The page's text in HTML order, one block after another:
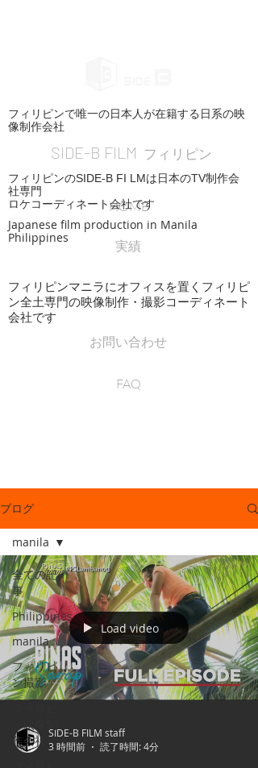
フィリピンで唯一の日本人が在籍する日系の映
像制作会社
SIDE-B FILM フィリピン
Japanese film production in Manila
Philippines
HOME
実績
フィリピンのSIDE-B FI LMは日本のTV制作会
社専門
ロケコーディネート会社です
フィリピンマニラにオフィスを置くフィリピ
ン全土専門の映像制作・撮影コーディネート
会社です
お問い合わせ
FAQ
ブログ
全ての記
事
Philippines
manila
フィリピ
ン撮影
ン映像制
作会社
manila
Load video
SIDE-B FILM staff
3 時間前
読了時間: 4分